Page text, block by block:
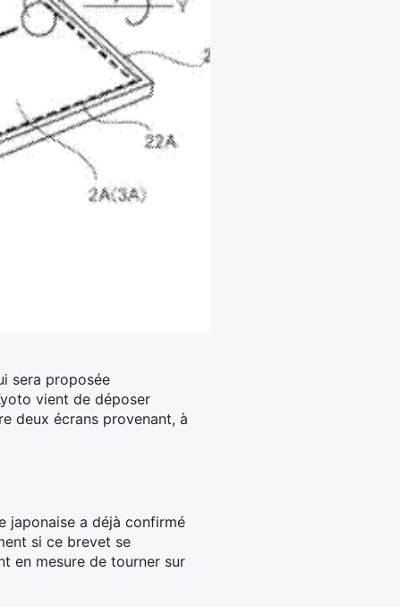
sera proposée
vient de déposer
deux écrans provenant, à
japonaise a déjà confirmé
si ce brevet se
en mesure de tourner sur